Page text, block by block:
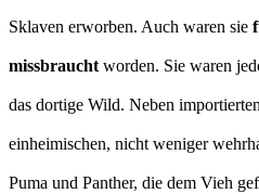
Sklaven erworben. Auch waren sie
missbraucht worden. Sie waren
das dortige Wild. Neben
einheimischen, nicht weniger
Puma und Panther, die dem Vieh